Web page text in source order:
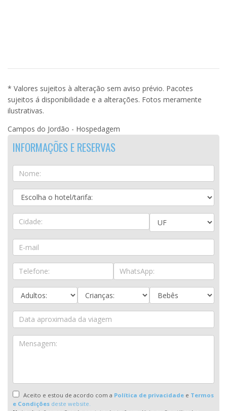
* Valores sujeitos à alteração sem aviso prévio. Pacotes
sujeitos á disponibilidade e a alterações. Fotos meramente
ilustrativas.
Campos do Jordão - Hospedagem
INFORMAÇÕES E RESERVAS
Aceito e estou de acordo com a Política de privacidadee Termos
e Condições deste website.